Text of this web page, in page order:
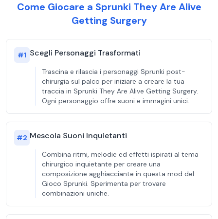
Come Giocare a Sprunki They Are Alive
Getting Surgery
#1 Scegli Personaggi Trasformati
Trascina e rilascia i personaggi Sprunki post-
chirurgia sul palco per iniziare a creare la tua
traccia in Sprunki They Are Alive Getting Surgery.
Ogni personaggio offre suoni e immagini unici.
#2 Mescola Suoni Inquietanti
Combina ritmi, melodie ed effetti ispirati al tema
chirurgico inquietante per creare una
composizione agghiacciante in questa mod del
Gioco Sprunki. Sperimenta per trovare
combinazioni uniche.